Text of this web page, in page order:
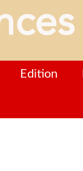
Edition